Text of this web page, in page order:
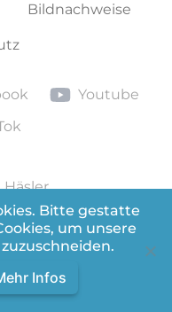
Bildnachweise
YoutubeYoutube
Häsler
Bitte gestatte
um unsere
Infos